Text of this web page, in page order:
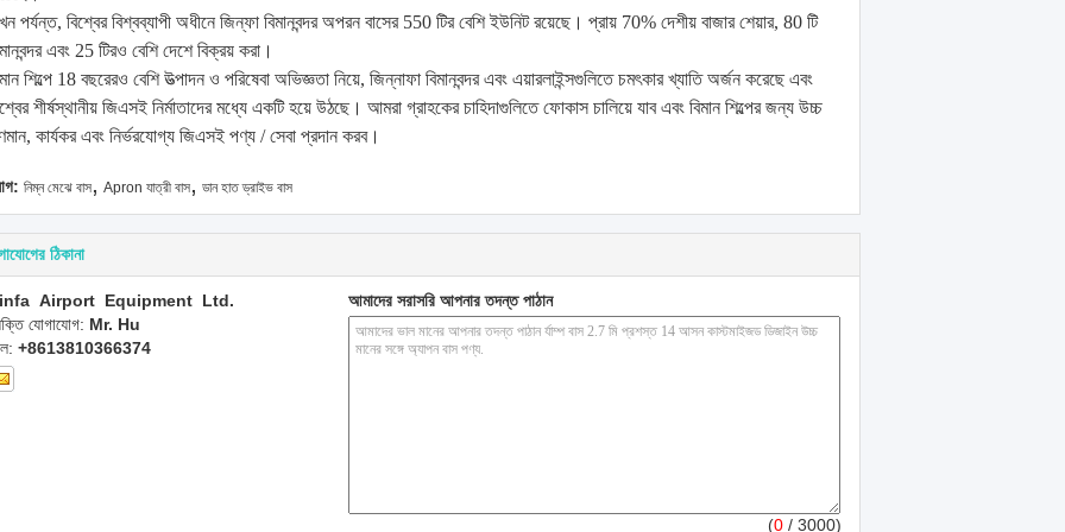
পর্যন্ত, বিশ্বের বিশ্বব্যাপী অধীনে জিন্ফা বিমানবন্দর অপরন বাসের 550 টির বেশি ইউনিট রয়েছে। প্রায় 70% দেশীয় বাজার শেয়ার, 80 টি
এবং 25 টিরও বেশি দেশে বিক্রয় করা।
শিল্পে 18 বছরেরও বেশি উত্পাদন ও পরিষেবা অভিজ্ঞতা নিয়ে, জিন্নাফা বিমানবন্দর এবং এয়ারলাইন্সগুলিতে চমৎকার খ্যাতি অর্জন করেছে এবং
শীর্ষস্থানীয় জিএসই নির্মাতাদের মধ্যে একটি হয়ে উঠছে। আমরা গ্রাহকের চাহিদাগুলিতে ফোকাস চালিয়ে যাব এবং বিমান শিল্পের জন্য উচ্চ
কার্যকর এবং নির্ভরযোগ্য জিএসই পণ্য / সেবা প্রদান করব।
নিম্ন মেঝে বাস, Apron যাত্রী বাস, ডান হাত ড্রাইভ বাস
ঠিকানা
Airport Equipment Ltd.
যোগাযোগ: Mr. Hu
+8613810366374
আমাদের সরাসরি আপনার তদন্ত পাঠান
(0 / 3000)